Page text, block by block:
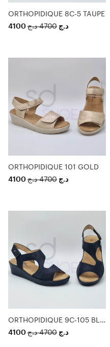
ORTHOPIDIQUE 8C-5 TAUPE
4100
د.ج 4700 د.ج
ORTHOPIDIQUE 101 GOLD
4100
د.ج 4700 د.ج
ORTHOPIDIQUE 9C-105 BLACK
4100
د.ج 4700 د.ج